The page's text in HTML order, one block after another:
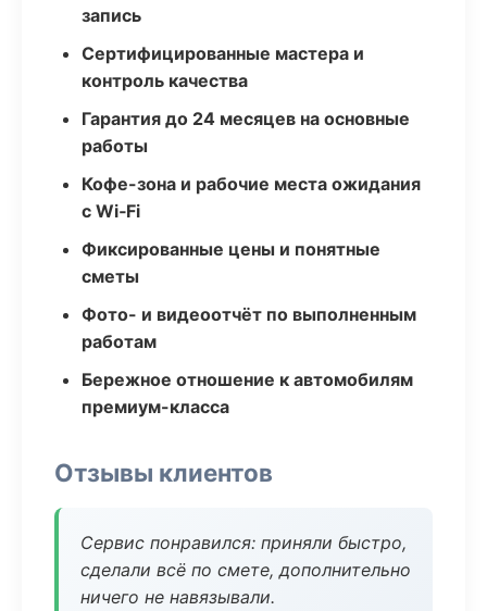
запись
Сертифицированные мастера и
контроль качества
Гарантия до 24 месяцев на основные
работы
Кофе-зона и рабочие места ожидания
с Wi‑Fi
Фиксированные цены и понятные
сметы
Фото- и видеоотчёт по выполненным
работам
Бережное отношение к автомобилям
премиум-класса
Отзывы клиентов
Сервис понравился: приняли быстро,
сделали всё по смете, дополнительно
ничего не навязывали.